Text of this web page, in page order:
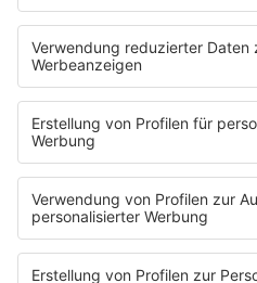
entsteht
Die IHK Reutlingen baut
humanoide Robotik in der
Unternehmen, Forschung
verbinden und